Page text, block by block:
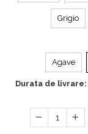
Grigio
Agave
Durata de livrare: